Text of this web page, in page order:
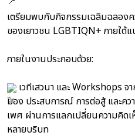
เตรียมพบกับกิจกรรมเฉลิมฉลองค
ของเยาวชน LGBTIQN+ ภายใ
ภายในงานประกอบด้วย:
เวทีเสวนา และ Workshops
มอง ประสบการณ์ การต่อสู้ และคว
เพศ ผ่านการแลกเปลี่ยนความคิด
หลายบริบท